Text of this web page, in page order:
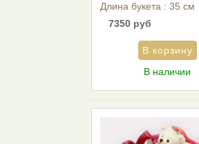
Длина букета : 35 см
7350 руб
В наличии